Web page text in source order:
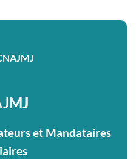
et Mandataires